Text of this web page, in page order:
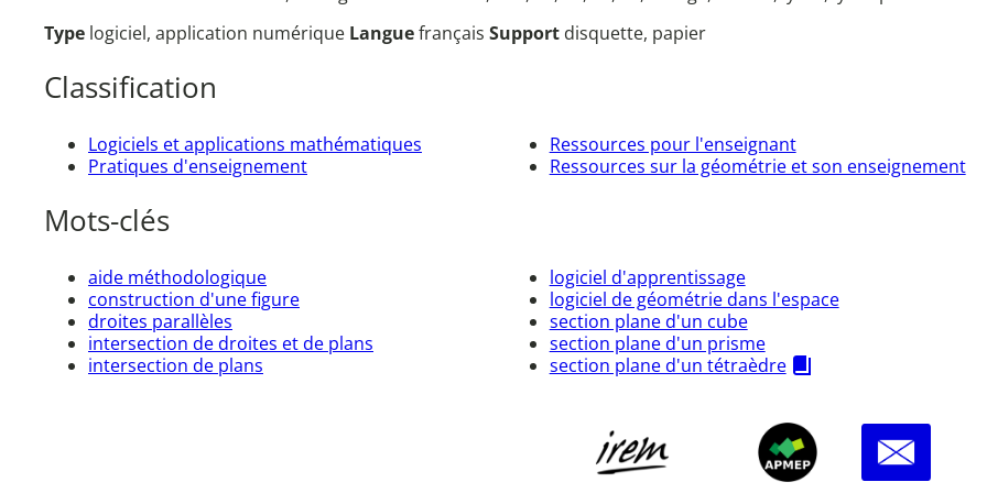
Type logiciel, application numérique Languefrançais Support disquette, papier
Classification
Logiciels et applications mathématiques
Pratiques d'enseignement
Ressources pour l'enseignant
Ressources sur la géométrie et son enseignement
Mots-clés
aide méthodologique
construction d'une figure
droites parallèles
intersection de droites et de plans
intersection de plans
logiciel d'apprentissage
logiciel de géométrie dans l'espace
section plane d'un cube
section plane d'un prisme
section plane d'un tétraèdre